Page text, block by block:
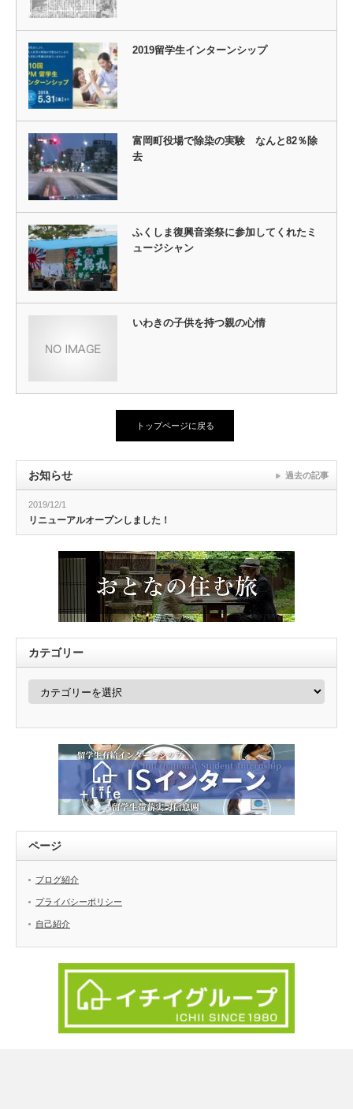
2019留学生インターンシップ
富岡町役場で除染の実験 なんと82％除
去
ふくしま復興音楽祭に参加してくれたミ
ュージシャン
いわきの子供を持つ親の心情
トップページに戻る
お知らせ
2019/12/1
リニューアルオープンしました！
過去の記事
カテゴリー
カ
ー
ページ
ブログ紹介
プライバシーポリシー
自己紹介